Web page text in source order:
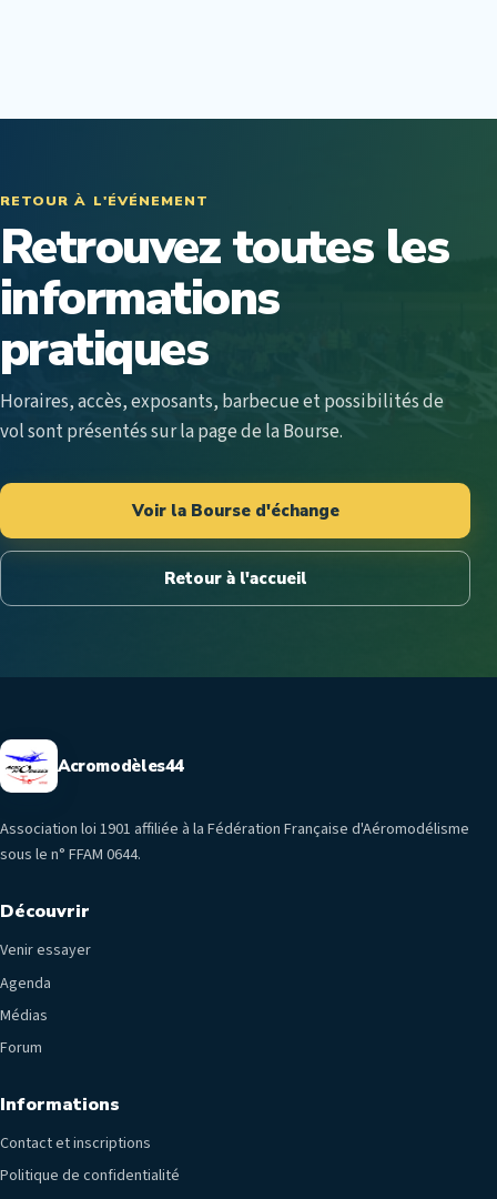
RETOUR À L'ÉVÉNEMENT
Retrouvez toutes les
informations
pratiques
Horaires, accès, exposants, barbecue et possibilités de
vol sont présentés sur la page de la Bourse.
Voir la Bourse d'échange
Retour à l'accueil
Acromodèles44
Association loi 1901 affiliée à la Fédération Française d'Aéromodélisme
sous le n° FFAM 0644.
Découvrir
Venir essayer
Agenda
Médias
Forum
Informations
Contact et inscriptions
Politique de confidentialité